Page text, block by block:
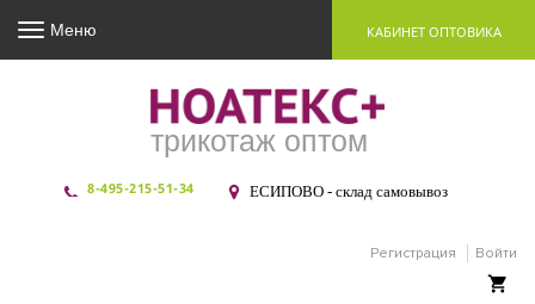
трикотаж оптом
8-495-215-51-34 ЕСИПОВО - склад самовывоз
Регистрация Войти
Меню КАБИНЕТ ОПТОВИКА